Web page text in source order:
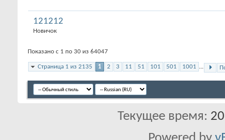
121212
Новичок
Показано с 1 по 30 из 64047
Страница 1 из 2135 1 2 3 11 51 101 501 1001 ...
Текущее время: